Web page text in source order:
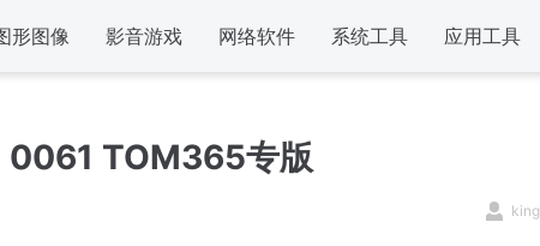
形图像 影音游戏 网络软件 系统工具 应用工具
TOM365专版
king